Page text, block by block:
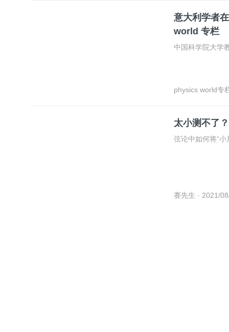
意大利学者
world 专栏
中国科学院大学
physics world专
太小测不了
弦论中如何将“小
赛先生 · 2021/